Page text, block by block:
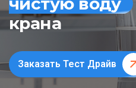
крана
Заказать Тест Драйв